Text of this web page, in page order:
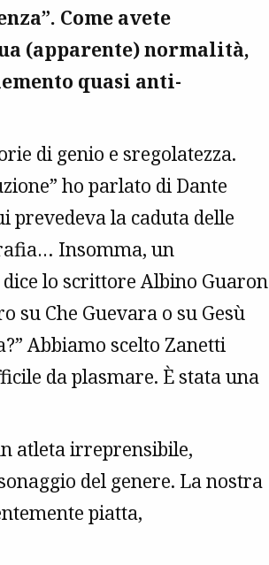
Come avete
(apparente) normalità,
quasi anti-
di genio e sregolatezza.
ho parlato di Dante
prevedeva la caduta delle
Insomma, un
lo scrittore Albino Guaron
su Che Guevara o su Gesù
Abbiamo scelto Zanetti
da plasmare. È stata una
atleta irreprensibile,
del genere. La nostra
piatta,